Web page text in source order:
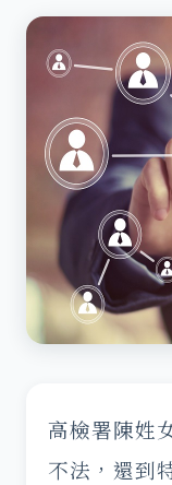
高檢署陳姓
不法，還到